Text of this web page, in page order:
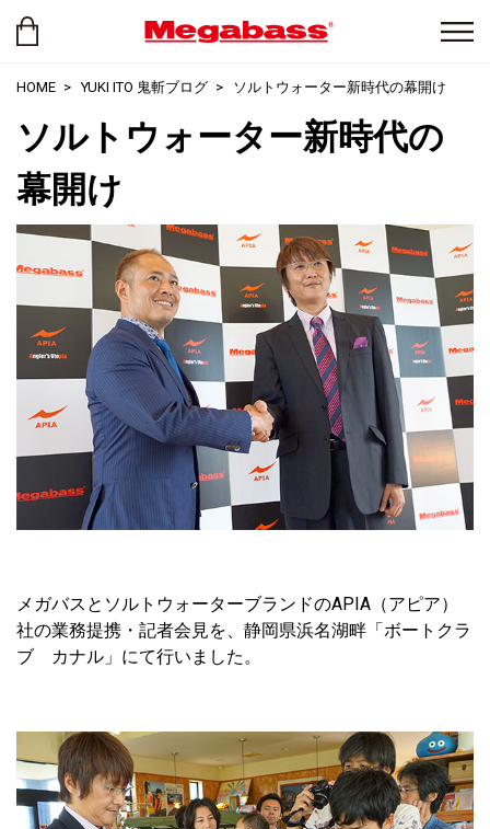
HOME YUKI ITO 鬼斬ブログ ソルトウォーター新時代の幕開け
ソルトウォーター新時代の
幕開け
メガバスとソルトウォーターブランドのAPIA（アピア）
社の業務提携・記者会見を、静岡県浜名湖畔「ボートクラ
ブ カナル」にて行いました。